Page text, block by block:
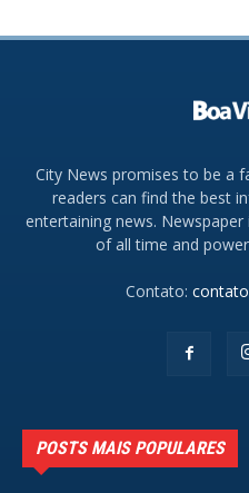
City News promises to be a
readers can find the best
entertaining news.
of all time and
Contato:
POSTS MAIS POPULARES